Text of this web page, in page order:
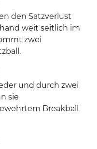
den Satzverlust
weit seitlich im
zwei
und durch zwei
sie
Breakball